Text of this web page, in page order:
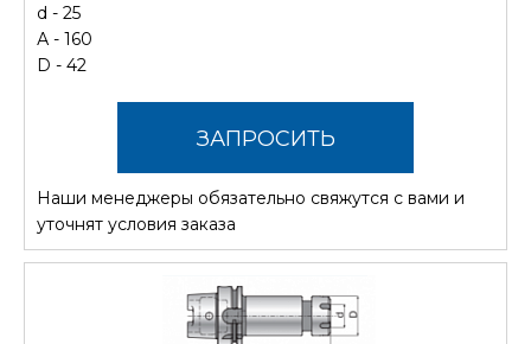
d - 25
А - 160
D - 42
ЗАПРОСИТЬ
СТОИМОСТЬ
Наши менеджеры обязательно свяжутся с вами и
уточнят условия заказа